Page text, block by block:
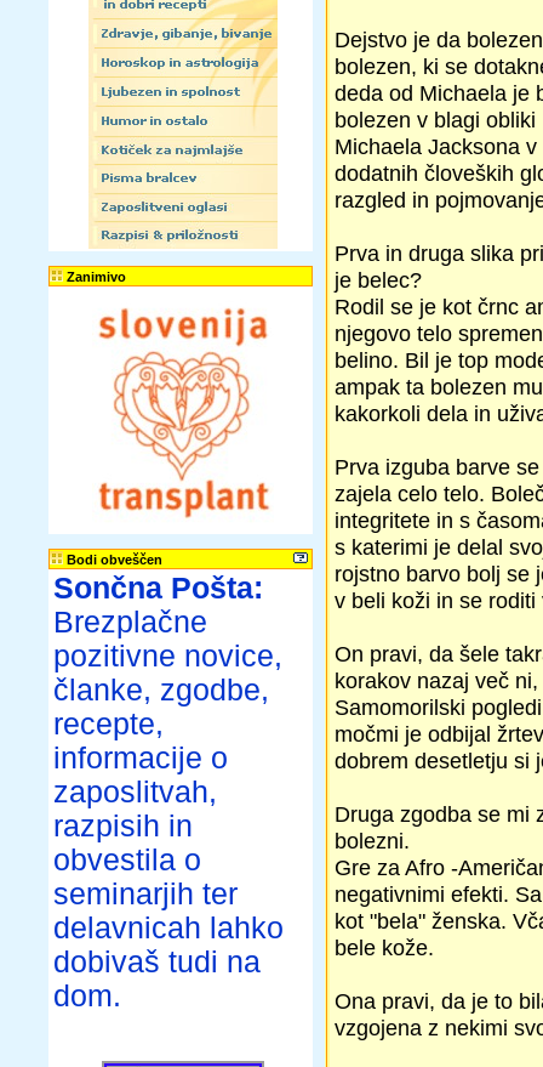
Zanimivo
Bodi obveščen
Sončna Pošta:
Brezplačne
pozitivne novice,
članke, zgodbe,
recepte,
informacije o
zaposlitvah,
razpisih in
obvestila o
seminarjih ter
delavnicah lahko
dobivaš tudi na
dom.
Dejstvo je da
bolezen, ki se
deda od Michaela je
bolezen v blagi
Michaela Jacksona
dodatnih človeških
razgled in
Prva in druga slika
je belec?
Rodil se je kot črnc
njegovo telo
belino. Bil je top
ampak ta bolezen
kakorkoli dela in
Prva izguba barve
zajela celo telo.
integritete in s
s katerimi je delal
rojstno barvo bolj se
v beli koži in se
On pravi, da šele
korakov nazaj več
Samomorilski
močmi je odbijal
dobrem desetletju si
Druga zgodba se mi
bolezni.
Gre za Afro -
negativnimi efekti.
kot "bela" ženska.
bele kože.
Ona pravi, da je to
vzgojena z nekimi